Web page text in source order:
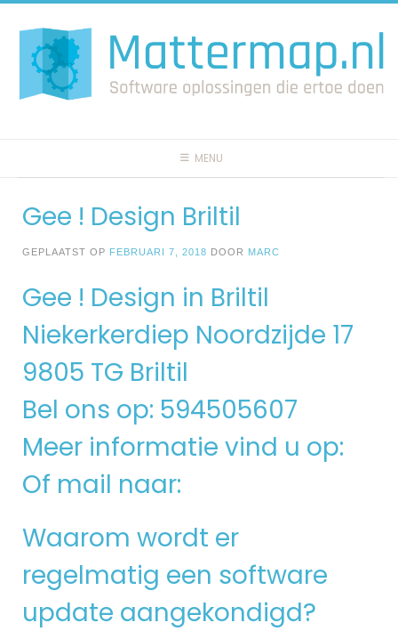
naar
inhoud
MENU
Gee ! Design Briltil
GEPLAATST OP FEBRUARI 7, 2018 DOOR MARC
Gee ! Design in Briltil
Niekerkerdiep Noordzijde 17
9805 TG Briltil
Bel ons op: 594505607
Meer informatie vind u op:
Of mail naar:
Waarom wordt er
regelmatig een software
update aangekondigd?